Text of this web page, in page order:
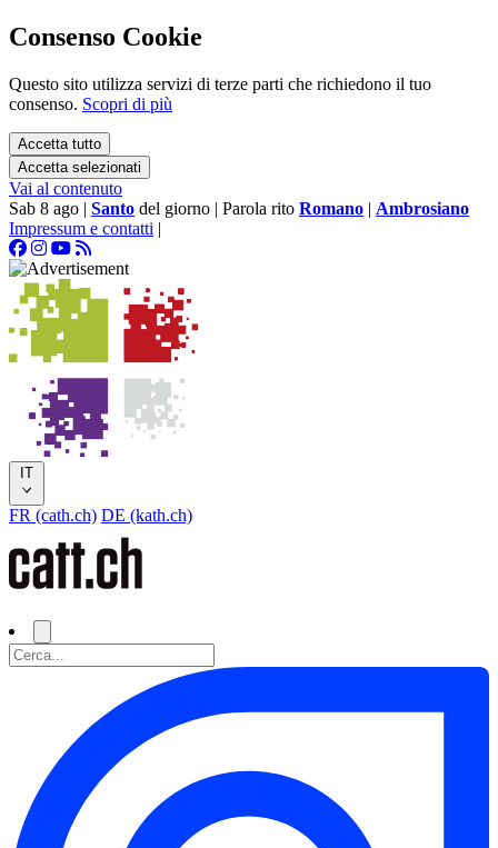
Consenso Cookie
Questo sito utilizza servizi di terze parti che richiedono il tuo
consenso. Scopri di più
Accetta tutto
Accetta selezionati
Vai al contenuto
Sab 8 ago | Santo del giorno | Parola rito Romano | Ambrosiano
Impressum e contatti |
IT
FR (cath.ch) DE (kath.ch)